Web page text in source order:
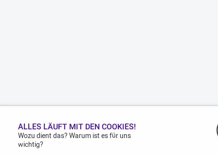
ALLES LÄUFT MIT DEN COOKIES!
Wozu dient das? Warum ist es für uns
wichtig?